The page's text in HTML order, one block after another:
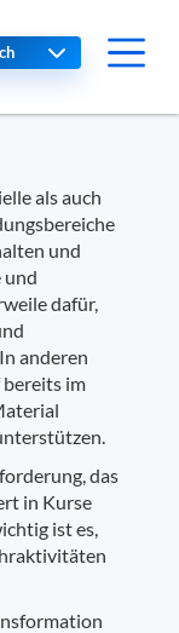
als auch
und
und
dafür,
anderen
im
das
in Kurse
ist es,